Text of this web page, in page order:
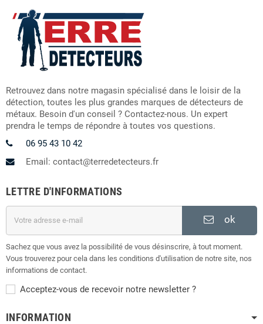
Retrouvez dans notre magasin spécialisé dans le loisir de la
détection, toutes les plus grandes marques de détecteurs de
métaux. Besoin d'un conseil ? Contactez-nous. Un expert
prendra le temps de répondre à toutes vos questions.
06 95 43 10 42
Email: contact@terredetecteurs.fr
LETTRE D'INFORMATIONS
ok
Sachez que vous avez la possibilité de vous désinscrire, à tout moment.
Vous trouverez pour cela dans les conditions d'utilisation de notre site, nos
informations de contact.
Acceptez-vous de recevoir notre newsletter ?
INFORMATION